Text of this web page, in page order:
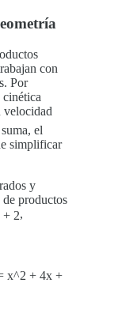
con
Por
velocidad
el
simplificar
y
productos
,